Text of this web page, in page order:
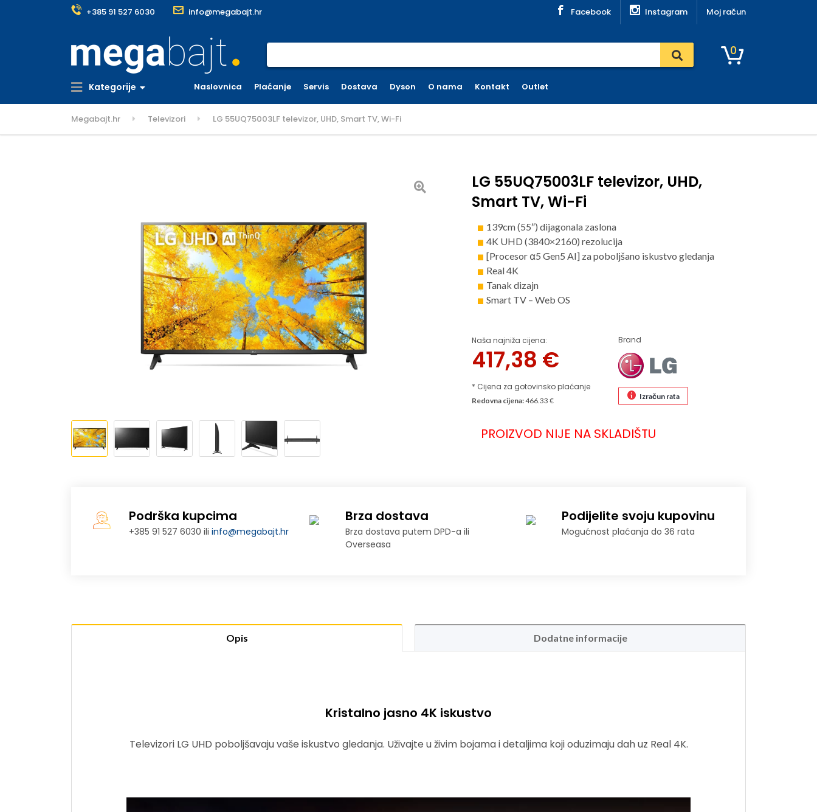
+385 91 527 6030 info@megabajt.hr Facebook Instagram Moj račun
0
Kategorije Naslovnica Plaćanje Servis Dostava Dyson O nama Kontakt Outlet
Megabajt.hr Televizori LG 55UQ75003LF televizor, UHD, Smart TV, Wi-Fi
LG 55UQ75003LF televizor, UHD,
Smart TV, Wi-Fi
139cm (55″) dijagonala zaslona
4K UHD (3840×2160) rezolucija
[Procesor α5 Gen5 AI] za poboljšano iskustvo gledanja
Real 4K
Tanak dizajn
Smart TV – Web OS
Naša najniža cijena:
417,38 €
* Cijena za gotovinsko plaćanje
Brand
Redovna cijena:466.33 € Izračun rata
PROIZVOD NIJE NA SKLADIŠTU
Podrška kupcima
+385 91 527 6030 iliinfo@megabajt.hr
Brza dostava
Brza dostava putem DPD-a ili
Overseasa
Podijelite svoju kupovinu
Mogućnost plaćanja do 36 rata
Opis Dodatne informacije
Kristalno jasno 4K iskustvo
Televizori LG UHD poboljšavaju vaše iskustvo gledanja. Uživajte u živim bojama i detaljima koji oduzimaju dah uz Real 4K.